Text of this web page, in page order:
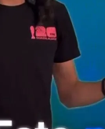
El Universal
Vive USA
Clase